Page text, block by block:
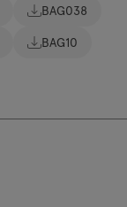
BAG038
BAG10